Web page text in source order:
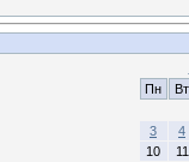
Пн
Вт
3
4
10
11